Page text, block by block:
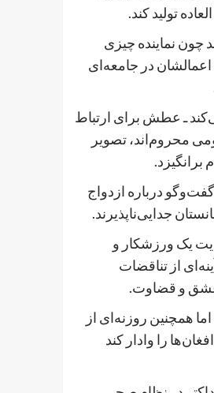
تولید کند.
چون نماینده چیزی
در جامعه‌ای
ـ عطش برای ارتباط
محروم‌اند، تصویر
درباره ازدواج
جدایی‌ناپذیرند.
یک ورزشکار و
از تناقضات
عشق و قضاوت.
همچنین روزنه‌ای از
را وادار کند